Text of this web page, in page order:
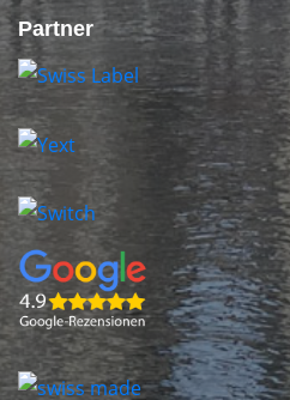
Partner